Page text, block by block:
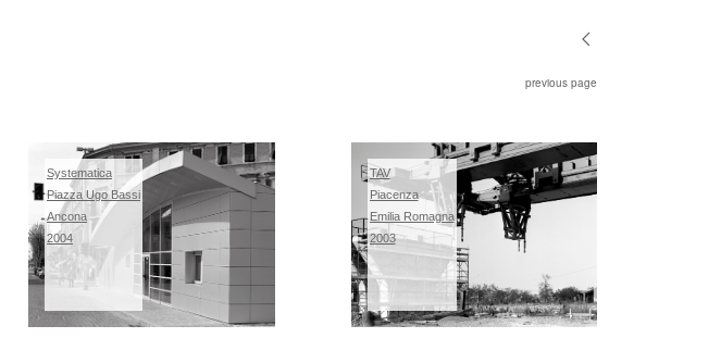
previous page
Systematica
Piazza Ugo Bassi
Ancona
2004
TAV
Piacenza
Emilia Romagna
2003